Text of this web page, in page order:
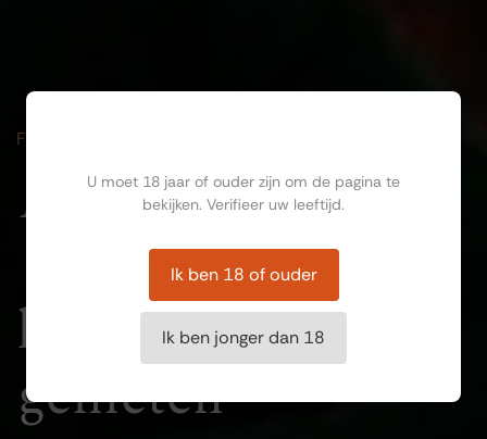
FEESTEN
Bijzondere
momenten om
kostbaar van te
genieten
U moet 18 jaar of ouder zijn om de pagina te
bekijken. Verifieer uw leeftijd.
Ik ben 18 of ouder
Ik ben jonger dan 18